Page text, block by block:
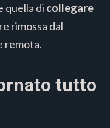
quella di collegare
rimossa dal
remota.
tutto